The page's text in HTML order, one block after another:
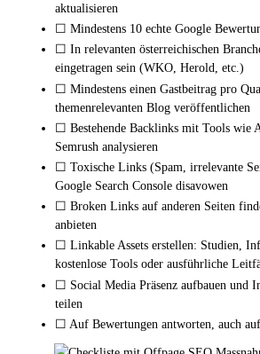
aktualisieren
☐ Mindestens 10 echte Google
☐ In relevanten österreichischen
eingetragen sein (WKO, Herold, etc.)
☐ Mindestens einen Gastbeitrag pro
themenrelevanten Blog veröffentlichen
☐ Bestehende Backlinks mit Tools wie
Semrush analysieren
☐ Toxische Links (Spam, irrelevante
Google Search Console disavowen
☐ Broken Links auf anderen Seiten
anbieten
☐ Linkable Assets erstellen: Studien,
kostenlose Tools oder ausführliche
☐ Social Media Präsenz aufbauen und
teilen
☐ Auf Bewertungen antworten, auch